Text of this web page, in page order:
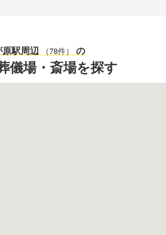
駅周辺 （78件） の
儀場・斎場を探す